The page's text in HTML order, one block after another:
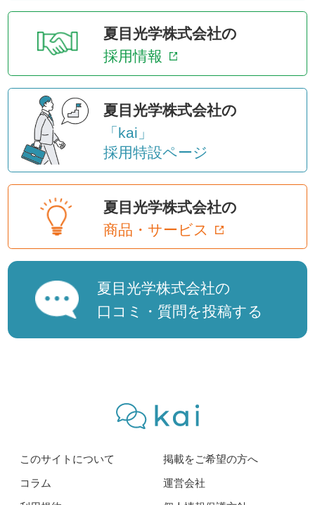
夏目光学株式会社の
採用情報
夏目光学株式会社の
「kai」
採用特設ページ
夏目光学株式会社の
商品・サービス
夏目光学株式会社の
口コミ・質問を投稿する
このサイトについて
掲載をご希望の方へ
コラム
運営会社